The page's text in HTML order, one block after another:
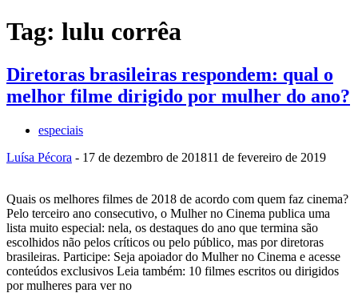
Tag: lulu corrêa
Diretoras brasileiras respondem: qual o
melhor filme dirigido por mulher do ano?
especiais
Luísa Pécora - 17 de dezembro de 201811 de fevereiro de 2019
Quais os melhores filmes de 2018 de acordo com quem faz cinema?
Pelo terceiro ano consecutivo, o Mulher no Cinema publica uma
lista muito especial: nela, os destaques do ano que termina são
escolhidos não pelos críticos ou pelo público, mas por diretoras
brasileiras. Participe: Seja apoiador do Mulher no Cinema e acesse
conteúdos exclusivos Leia também: 10 filmes escritos ou dirigidos
por mulheres para ver no